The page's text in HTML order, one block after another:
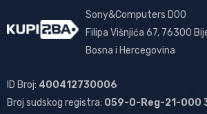
Sony&Computers DOO
Filipa Višnjića 67, 76300
Bosna i Hercegovina
ID Broj: 400412730006
Broj sudskog registra: 059-0-Reg-21-000